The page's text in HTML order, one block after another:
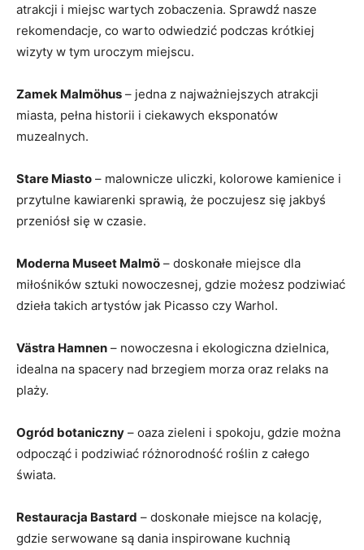
atrakcji i miejsc wartych zobaczenia. Sprawdź ⁤nasze
⁤rekomendacje, co warto odwiedzić podczas ​krótkiej
wizyty w tym uroczym⁢ miejscu.
Zamek Malmöhus – jedna z najważniejszych atrakcji
miasta, pełna‍ historii i‍ ciekawych eksponatów
muzealnych.
Stare⁤ Miasto – malownicze uliczki, ​kolorowe kamienice i
przytulne kawiarenki sprawią, że poczujesz się jakbyś
‍przeniósł się ‌w czasie.
Moderna Museet Malmö – doskonałe miejsce dla
miłośników sztuki nowoczesnej, gdzie możesz podziwiać
dzieła takich artystów jak Picasso czy Warhol.
Västra Hamnen – nowoczesna i ekologiczna dzielnica,
idealna na spacery nad brzegiem morza ‌oraz relaks na⁤
plaży.
Ogród botaniczny – oaza zieleni ‍i spokoju, gdzie można
odpocząć i podziwiać różnorodność roślin ‌z całego‍
świata.
Restauracja Bastard – doskonałe miejsce na kolację,⁣
gdzie serwowane są dania⁤ inspirowane kuchnią